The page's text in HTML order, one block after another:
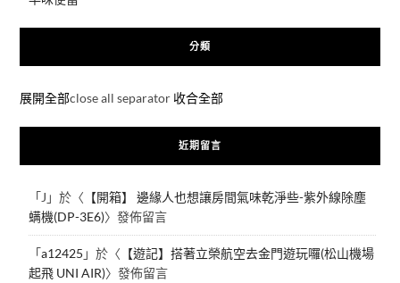
分類
展開全部close all separator 收合全部
近期留言
「J 」於〈 【開箱】 邊緣人也想讓房間氣味乾淨些-紫外線除塵
螨機(DP-3E6)〉發佈留言
「a12425 」於〈 【遊記】搭著立榮航空去金門遊玩囉(松山機場
起飛 UNI AIR)〉發佈留言